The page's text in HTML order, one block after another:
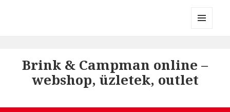
Brink & Campman online –
webshop, üzletek, outlet